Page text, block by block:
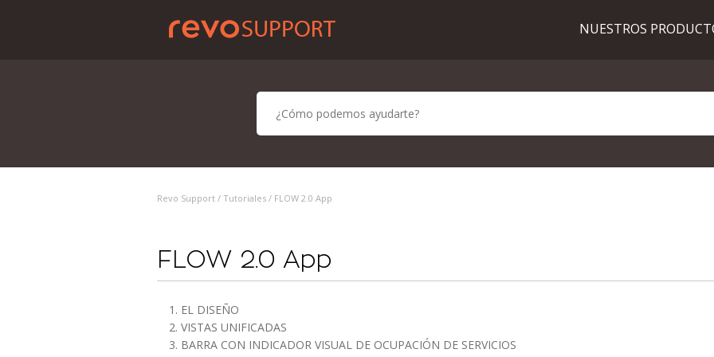
NUESTROS
Revo Support / Tutoriales / FLOW 2.0 App
FLOW 2.0 App
1. EL DISEÑO
2. VISTAS UNIFICADAS
3. BARRA CON INDICADOR VISUAL DE OCUPACIÓN DE SERVICIOS